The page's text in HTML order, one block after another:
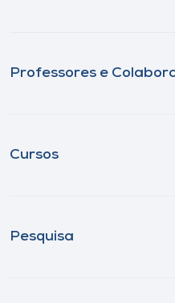
Professores e
Cursos
Pesquisa